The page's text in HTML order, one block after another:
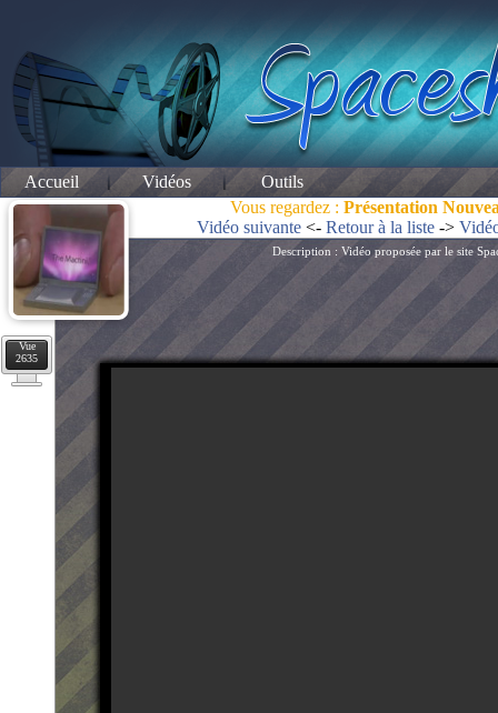
Accueil Vidéos
Outils
Vous regardez : Présentation
Vidéo suivante <- Retour à la liste ->
Description : Vidéo proposée par le site
Vue
2635